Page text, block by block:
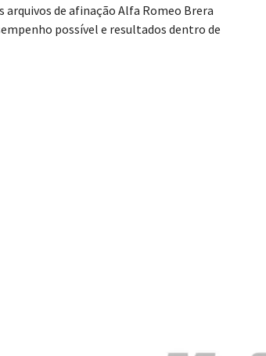
de afinação Alfa Romeo Brera
possível e resultados dentro de